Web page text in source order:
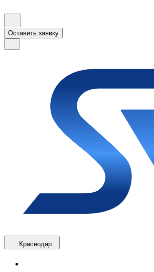
Оставить заявку
Краснодар